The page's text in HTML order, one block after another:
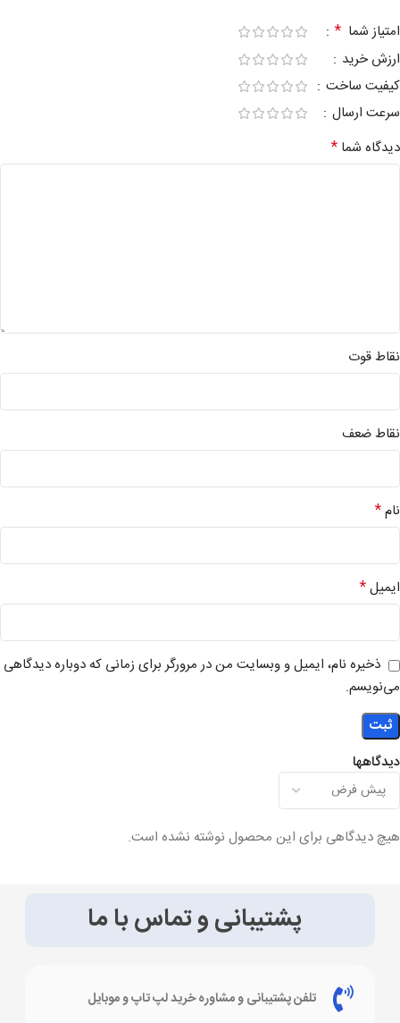
دیدگاهها
هیچ دیدگاهی برای این محصول نوشته نشده است.
امتیاز شما *
ارزش خرید
کیفیت ساخت
سرعت ارسال
دیدگاه شما *
نقاط قوت
نقاط ضعف
نام*
ایمیل*
ذخیره نام، ایمیل و وبسایت من در مرورگر برای زمانی که دوباره دیدگاهی
می‌نویسم.
پشتیبانی و تماس با ما
تلفن پشتیبانی و مشاوره خرید لپ تاپ و موبایل